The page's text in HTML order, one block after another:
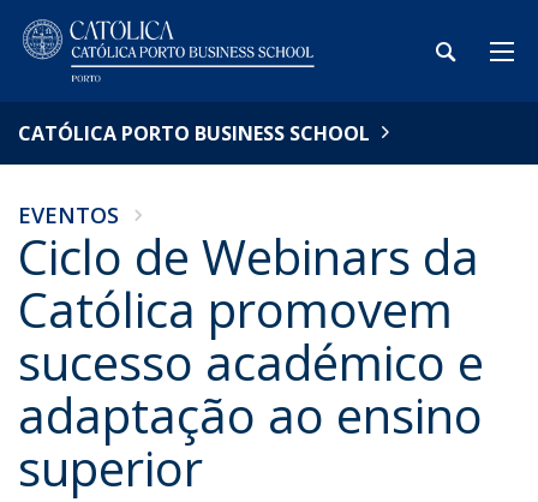
CATÓLICA PORTO BUSINESS SCHOOL
EVENTOS
Ciclo de Webinars da
Católica promovem
sucesso académico e
adaptação ao ensino
superior